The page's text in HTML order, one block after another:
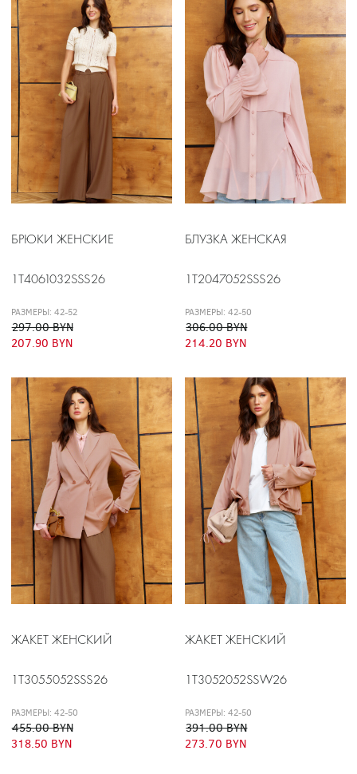
БРЮКИ ЖЕНСКИЕ
1T4061032SSS26
РАЗМЕРЫ: 42-52
297.00 BYN
207.90 BYN
БЛУЗКА ЖЕНСКАЯ
1T2047052SSS26
РАЗМЕРЫ: 42-50
306.00 BYN
214.20 BYN
ЖАКЕТ ЖЕНСКИЙ
1T3055052SSS26
РАЗМЕРЫ: 42-50
455.00 BYN
318.50 BYN
ЖАКЕТ ЖЕНСКИЙ
1T3052052SSW26
РАЗМЕРЫ: 42-50
391.00 BYN
273.70 BYN